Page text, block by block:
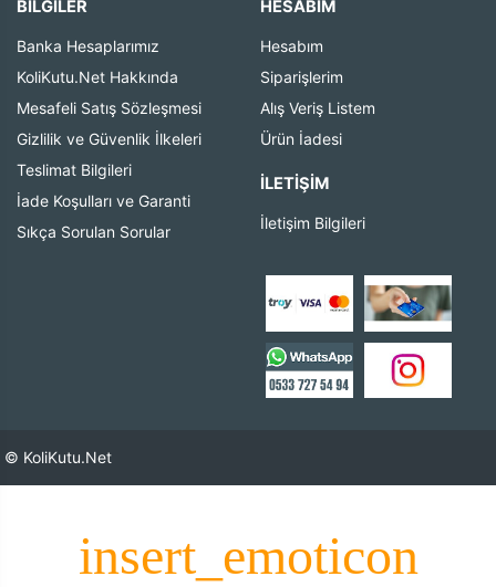
BİLGİLER
Banka Hesaplarımız
KoliKutu.Net Hakkında
Mesafeli Satış Sözleşmesi
Gizlilik ve Güvenlik İlkeleri
Teslimat Bilgileri
İade Koşulları ve Garanti
Sıkça Sorulan Sorular
HESABIM
Hesabım
Siparişlerim
Alış Veriş Listem
Ürün İadesi
İLETIŞIM
İletişim Bilgileri
© KoliKutu.Net